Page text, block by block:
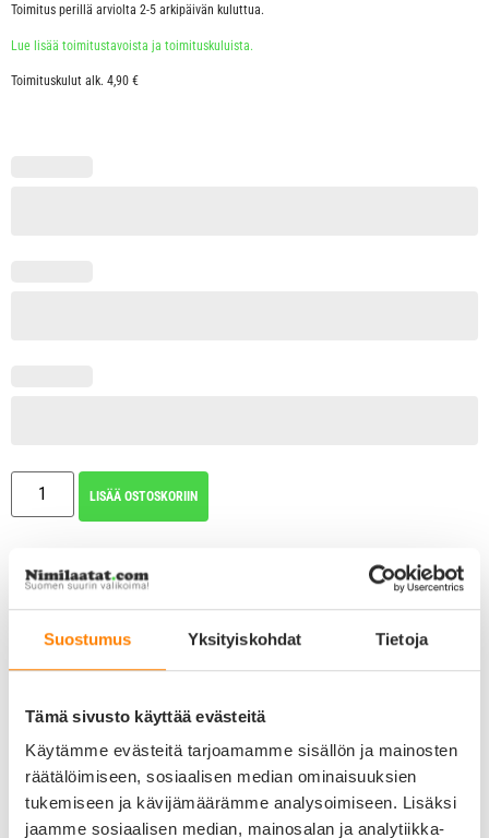
Suostumus Yksityiskohdat Tietoja
Tämä sivusto käyttää evästeitä
Käytämme evästeitä tarjoamamme sisällön ja mainosten
räätälöimiseen, sosiaalisen median ominaisuuksien
tukemiseen ja kävijämäärämme analysoimiseen. Lisäksi
jaamme sosiaalisen median, mainosalan ja analytiikka-
Toimitus perillä arviolta 2-5 arkipäivän kuluttua.
Lue lisää toimitustavoista ja toimituskuluista.
Toimituskulut alk. 4,90 €
LISÄÄ OSTOSKORIIN
Väri ja design: kullattu iso glitter ympyrä mustalla luu kuviolla
Paino: n. 10 grammaa
Kaiverrus
Max. neljä riviä/puoli
Max. 16 merkkiä/rivi
Katso valittavissa olevat fontit tästä